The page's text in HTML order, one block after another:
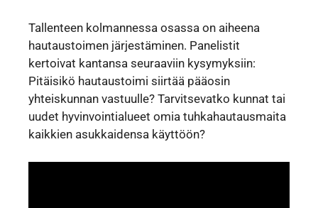
Tallenteen kolmannessa osassa on aiheena
hautaustoimen järjestäminen. Panelistit
kertoivat kantansa seuraaviin kysymyksiin:
Pitäisikö hautaustoimi siirtää pääosin
yhteiskunnan vastuulle? Tarvitsevatko kunnat tai
uudet hyvinvointialueet omia tuhkahautausmaita
kaikkien asukkaidensa käyttöön?